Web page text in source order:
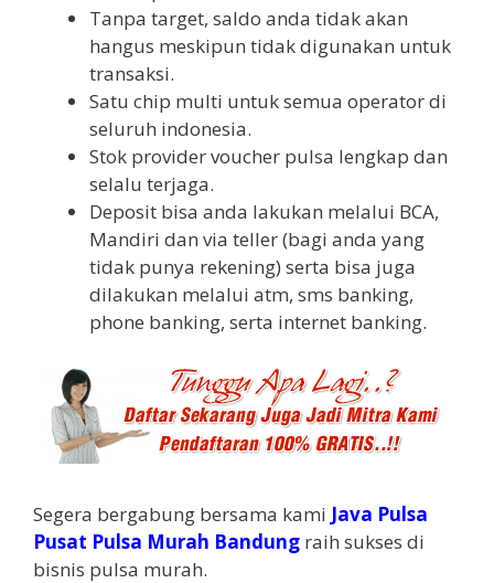
Tanpa target, saldo anda tidak akan
hangus meskipun tidak digunakan untuk
transaksi.
Satu chip multi untuk semua operator di
seluruh indonesia.
Stok provider voucher pulsa lengkap dan
selalu terjaga.
Deposit bisa anda lakukan melalui BCA,
Mandiri dan via teller (bagi anda yang
tidak punya rekening) serta bisa juga
dilakukan melalui atm, sms banking,
phone banking, serta internet banking.
Segera bergabung bersama kami Java Pulsa
Pusat Pulsa Murah Bandung raih sukses di
bisnis pulsa murah.